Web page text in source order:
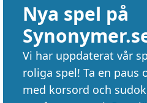
Nya spel på
Vi har uppdaterat vår
roliga spel! Ta en paus
med korsord och